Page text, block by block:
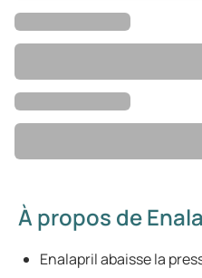
À propos de
Enalapril abaisse la